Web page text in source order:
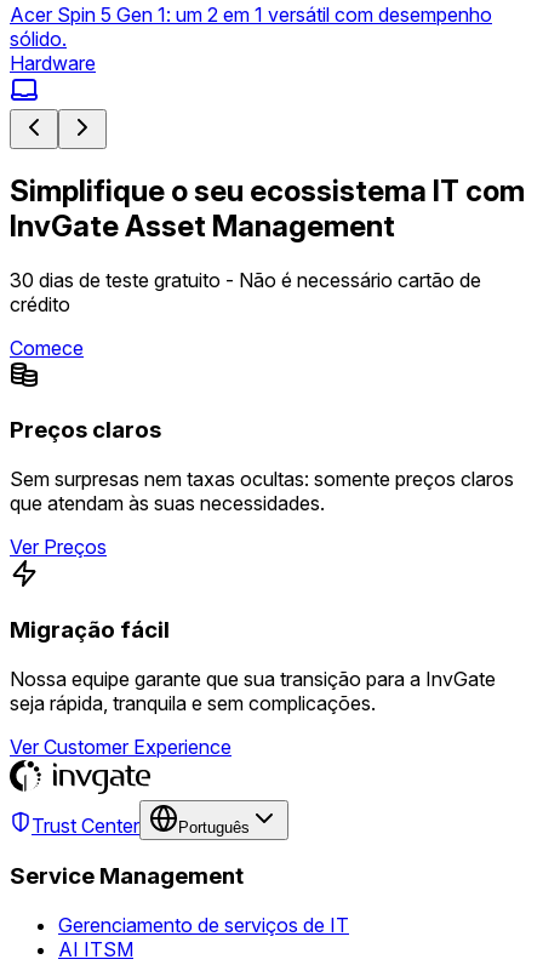
Acer Spin 5 Gen 1: um 2 em 1 versátil com desempenho
sólido.
Hardware
Simplifique o seu ecossistema IT com
InvGate Asset Management
30 dias de teste gratuito - Não é necessário cartão de
crédito
Comece
Preços claros
Sem surpresas nem taxas ocultas: somente preços claros
que atendam às suas necessidades.
Ver Preços
Migração fácil
Nossa equipe garante que sua transição para a InvGate
seja rápida, tranquila e sem complicações.
Ver Customer Experience
Trust Center Português
Service Management
Gerenciamento de serviços de IT
AI ITSM